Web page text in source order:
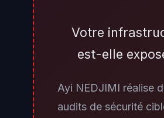
Server 2016, Exchange
Subscription Edition.
organisations ayant
intégralement vers
Votre
est-elle
Ayi NEDJIMI réalise
audits de sécurité